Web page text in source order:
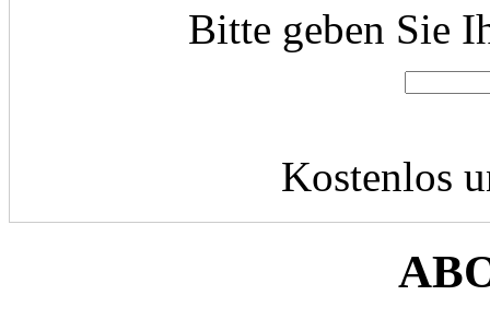
Bitte geben Sie
Kostenlos